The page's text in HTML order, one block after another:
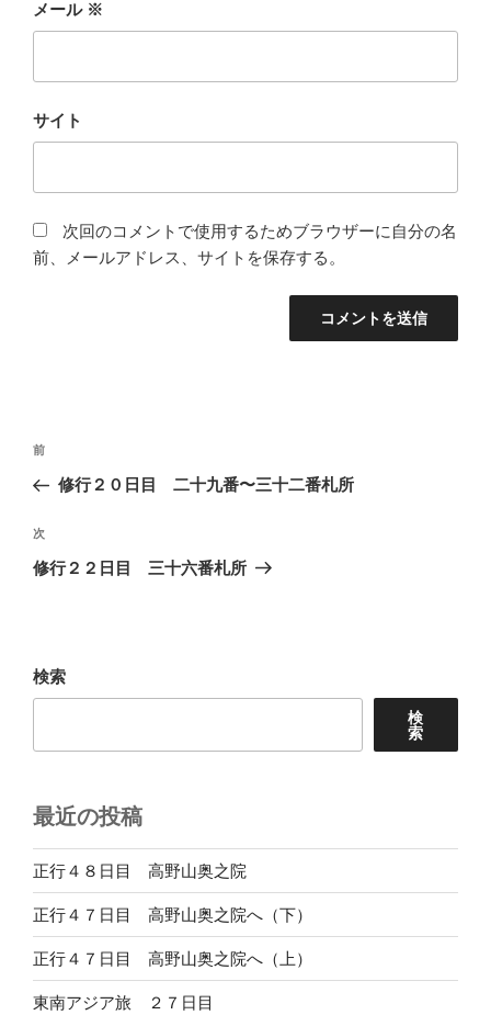
メール ※
サイト
次回のコメントで使用するためブラウザーに自分の名
前、メールアドレス、サイトを保存する。
投
ナ
ビ
ゲ
ン
前
の
稿
前
修行２０日目 二十九番〜三十二番札所
次
の
次
修行２２日目 三十六番札所
検索
検
索
最近の投稿
正行４８日目 高野山奥之院
正行４７日目 高野山奥之院へ（下）
正行４７日目 高野山奥之院へ（上）
東南アジア旅 ２７日目